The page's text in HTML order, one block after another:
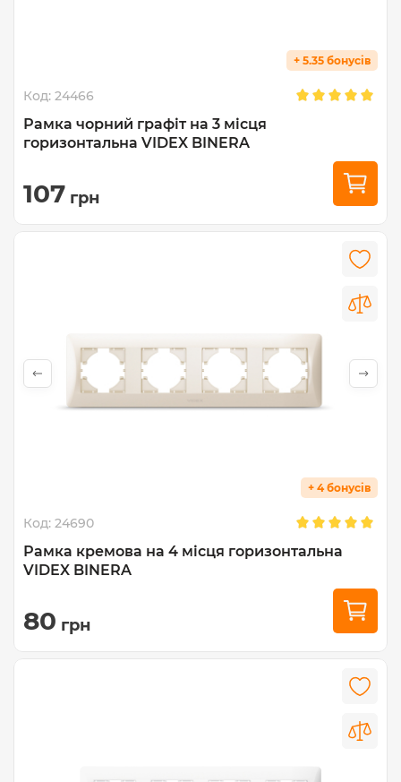
+ 5.35 бонусів
Код: 24466
Рамка чорний графіт на 3 місця
горизонтальна VIDEX BINERA
107 грн
+ 4 бонусів
Код: 24690
Рамка кремова на 4 місця горизонтальна
VIDEX BINERA
80 грн